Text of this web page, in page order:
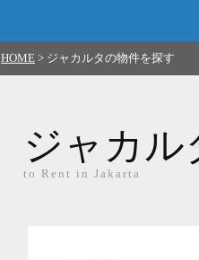
HOME > ジャカルタの物件を探す
ジャカル
to Rent in Jakarta